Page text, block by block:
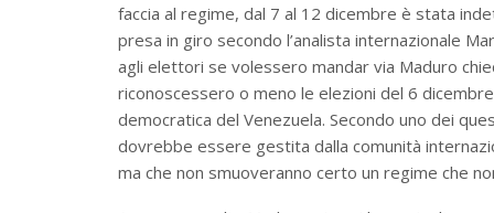
faccia al regime, dal 7 al 12 dicembre è stata
presa in giro secondo l’analista internazionale
agli elettori se volessero mandar via Maduro
riconoscessero o meno le elezioni del 6
democratica del Venezuela. Secondo uno dei
dovrebbe essere gestita dalla comunità
ma che non smuoveranno certo un regime che